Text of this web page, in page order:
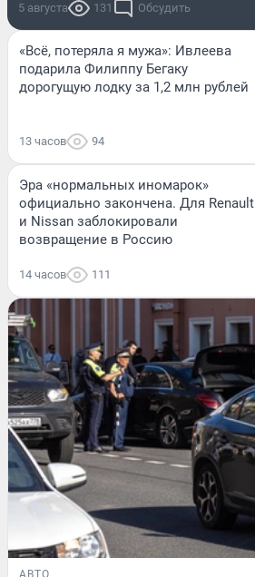
5 августа 131 Обсудить
«Всё, потеряла я мужа»: Ивлеева
подарила Филиппу Бегаку
дорогущую лодку за 1,2 млн рублей
13 часов 94
Эра «нормальных иномарок»
официально закончена. Для Renault
и Nissan заблокировали
возвращение в Россию
14 часов 111
АВТО